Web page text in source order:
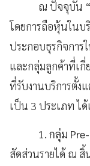
ณ ปัจจุบัน
โดยการถือหุ้นใน
ประกอบธุรกิจการ
และกลุ่มลูกค้าที่เกี่
ที่รับงานบริการตั้ง
เป็น 3 ประเภท ไ
1. กลุ่ม
สัดส่วนรายได้ ณ สิ้